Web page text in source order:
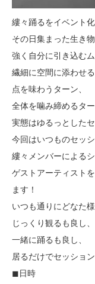
縷々踊るをイベント化
その日集まった生き
強く自分に引き込むム
繊細に空間に添わせる
点を味わうターン、
全体を噛み締めるター
実態はゆるっとしたセ
今回はいつものセッシ
縷々メンバーによるシ
ゲストアーティスト
ます！
いつも通りにどなた
じっくり観るも良し、
一緒に踊るも良し、
居るだけでセッショ
◼︎日時